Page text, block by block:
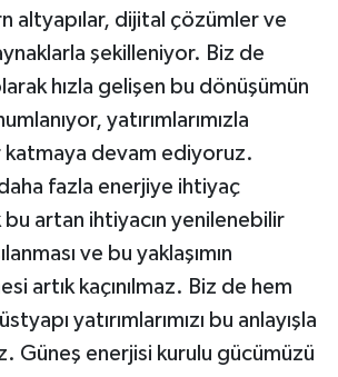
altyapılar, dijital çözümler ve
şekilleniyor. Biz de
hızla gelişen bu dönüşümün
yatırımlarımızla
devam ediyoruz.
fazla enerjiye ihtiyaç
artan ihtiyacın yenilenebilir
ve bu yaklaşımın
artık kaçınılmaz. Biz de hem
yatırımlarımızı bu anlayışla
Güneş enerjisi kurulu gücümüzü